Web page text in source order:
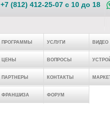
+7 (812) 412-25-07 c 10 до 18
ПРОГРАММЫ УСЛУГИ ВИДЕО
ЦЕНЫ ВОПРОСЫ
ПАРТНЕРЫ КОНТАКТЫ
ФРАНШИЗА ФОРУМ